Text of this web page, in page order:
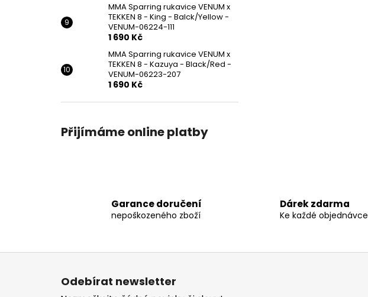
MMA Sparring rukavice VENUM x
TEKKEN 8 - King - Balck/Yellow -
VENUM-06224-111
1 690 Kč
MMA Sparring rukavice VENUM x
TEKKEN 8 - Kazuya - Black/Red -
VENUM-06223-207
1 690 Kč
Přijímáme online platby
Garance doručení
nepoškozeného zboží
Dárek zdarma
Ke každé objednávce
Z
Odebírat newsletter